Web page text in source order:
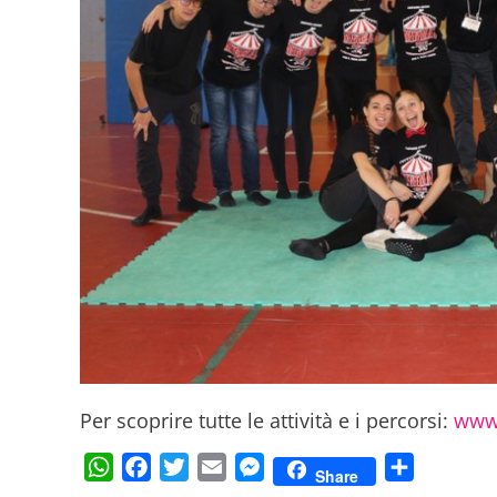
Per scoprire tutte le attività e i percorsi:
WhatsAppFacebookTwitterEmail Messenger
Share